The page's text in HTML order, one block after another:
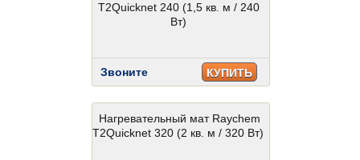
T2Quicknet 240 (1,5 кв. м / 240
Вт)
Звоните КУПИТЬ
Нагревательный мат Raychem
T2Quicknet 320 (2 кв. м / 320 Вт)